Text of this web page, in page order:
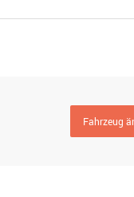
Fahrzeug